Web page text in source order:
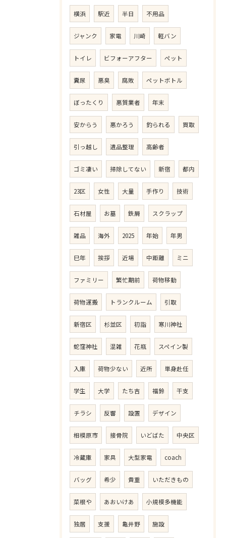
横浜 駅近 半日 不用品
ジャンク 家電 川崎 軽バン
トイレ ビフォーアフター ペット
糞尿 悪臭 腐敗 ペットボトル
ぼったくり 悪質業者 年末
安からう 悪かろう 釣られる 買取
引っ越し 遺品整理 高齢者
ゴミ凄い 掃除してない 新宿 都内
23区 女性 大量 手作り 技術
石材屋 お墓 鉄屑 スクラップ
雑品 海外 2025 年始 年男
巳年 挨拶 近場 中距離 ミニ
ファミリー 繁忙期前 荷物移動
荷物運搬 トランクルーム 引取
新宿区 杉並区 初詣 寒川神社
蛇窪神社 混雑 花瓶 スペイン製
入庫 荷物少ない 近所 単身赴任
学生 大学 たち吉 福鈴 干支
チラシ 反響 設置 デザイン
相模原市 接骨院 いどばた 中央区
冷蔵庫 家具 大型家電 coach
バッグ 希少 貴重 いただきもの
菜根や あおいけあ 小規模多機能
独居 支援 亀井野 施設